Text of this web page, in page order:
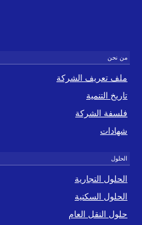
ملف تعريف الشركة
تاريخ التنمية
فلسفة الشركة
شهادات
الحلول التجارية
الحلول السكنية
حلول النقل العام